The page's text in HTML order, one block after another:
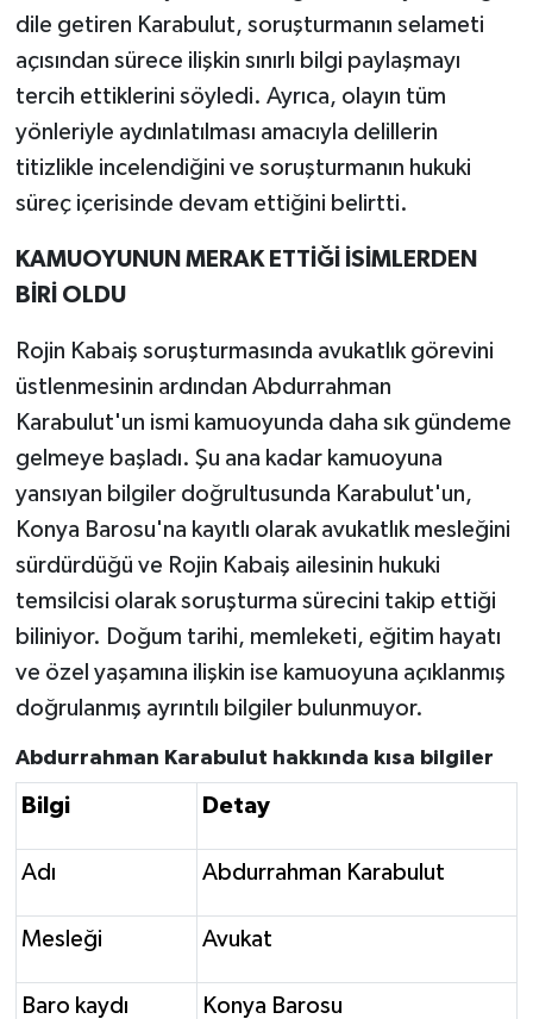
dile getiren Karabulut, soruşturmanın selameti
açısından sürece ilişkin sınırlı bilgi paylaşmayı
tercih ettiklerini söyledi. Ayrıca, olayın tüm
yönleriyle aydınlatılması amacıyla delillerin
titizlikle incelendiğini ve soruşturmanın hukuki
süreç içerisinde devam ettiğini belirtti.
KAMUOYUNUN MERAK ETTİĞİ İSİMLERDEN
BİRİ OLDU
Rojin Kabaiş soruşturmasında avukatlık görevini
üstlenmesinin ardından Abdurrahman
Karabulut'un ismi kamuoyunda daha sık gündeme
gelmeye başladı. Şu ana kadar kamuoyuna
yansıyan bilgiler doğrultusunda Karabulut'un,
Konya Barosu'na kayıtlı olarak avukatlık mesleğini
sürdürdüğü ve Rojin Kabaiş ailesinin hukuki
temsilcisi olarak soruşturma sürecini takip ettiği
biliniyor. Doğum tarihi, memleketi, eğitim hayatı
ve özel yaşamına ilişkin ise kamuoyuna açıklanmış
doğrulanmış ayrıntılı bilgiler bulunmuyor.
Abdurrahman Karabulut hakkında kısa bilgiler
Bilgi Detay
Adı Abdurrahman Karabulut
Mesleği Avukat
Baro kaydı Konya Barosu